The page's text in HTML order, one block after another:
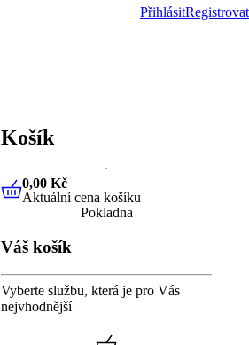
PřihlásitRegistrovat
Košík
0,00 KčAktuální cena košíku
0,00 Kč
Aktuální cena košíku
Pokladna
Váš košík
Vyberte službu, která je pro Vás
nejvhodnější